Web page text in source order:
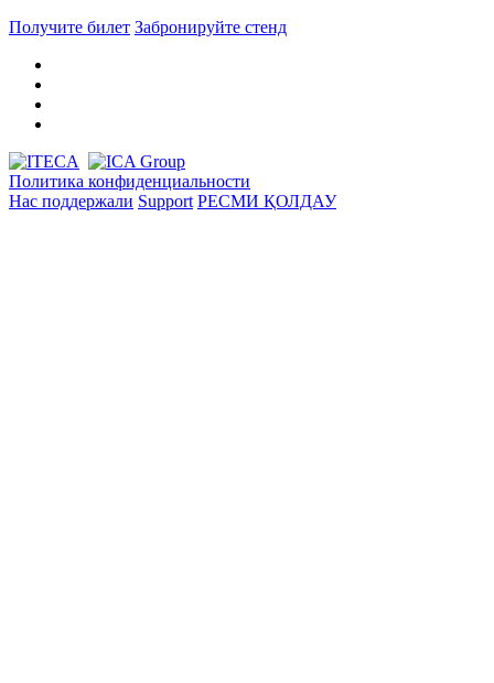
Получите билет Забронируйте стенд
Политика конфиденциальности
Нас поддержали Support РЕСМИ ҚОЛДАУ